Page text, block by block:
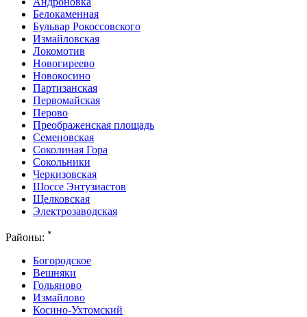
Белокаменная
Бульвар Рокоссовского
Измайловская
Локомотив
Новогиреево
Новокосино
Партизанская
Первомайская
Перово
Преображенская площадь
Семеновская
Соколиная Гора
Сокольники
Черкизовская
Шоссе Энтузиастов
Щелковская
Электрозаводская
Районы: *
Богородское
Вешняки
Гольяново
Измайлово
Косино-Ухтомский